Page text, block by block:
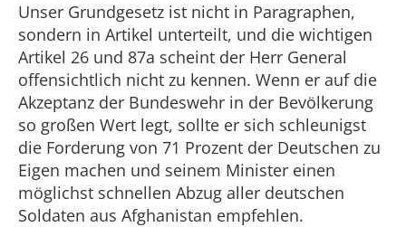
Unser Grundgesetz ist nicht in Paragraphen,
sondern in Artikel unterteilt, und die wichtigen
Artikel 26 und 87a scheint der Herr General
offensichtlich nicht zu kennen. Wenn er auf die
Akzeptanz der Bundeswehr in der Bevölkerung
so großen Wert legt, sollte er sich schleunigst
die Forderung von 71 Prozent der Deutschen zu
Eigen machen und seinem Minister einen
möglichst schnellen Abzug aller deutschen
Soldaten aus Afghanistan empfehlen.